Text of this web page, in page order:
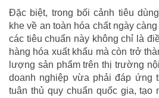
Đặc biệt, trong bối cảnh tiêu
khe về an toàn hóa chất ngày
các tiêu chuẩn này không chỉ là
hàng hóa xuất khẩu mà còn trở
lượng sản phẩm trên thị trường
doanh nghiệp vừa phải đáp ứng
tuân thủ quy chuẩn quốc gia, tạo